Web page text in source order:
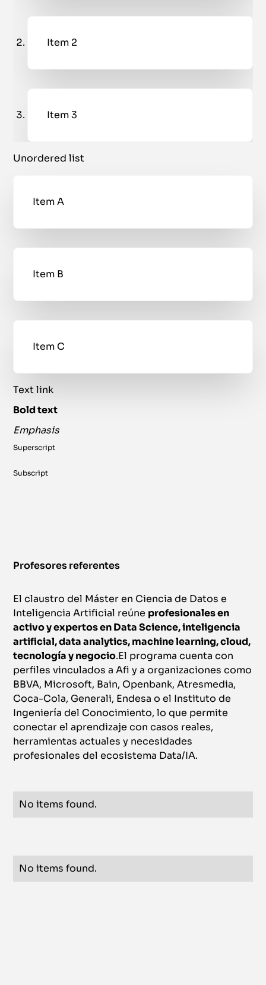
Item 2
Item 3
Unordered list
Item A
Item B
Item C
Text link
Bold text
Emphasis
Superscript
Subscript
Profesores referentes
El claustro del Máster en Ciencia de Datos e
Inteligencia Artificial reúne profesionales en
activo y expertos en Data Science, inteligencia
artificial, data analytics, machine learning, cloud,
tecnología y negocio.El programa cuenta con
perfiles vinculados a Afi y a organizaciones como
BBVA, Microsoft, Bain, Openbank, Atresmedia,
Coca-Cola, Generali, Endesa o el Instituto de
Ingeniería del Conocimiento, lo que permite
conectar el aprendizaje con casos reales,
herramientas actuales y necesidades
profesionales del ecosistema Data/IA.
No items found.
No items found.